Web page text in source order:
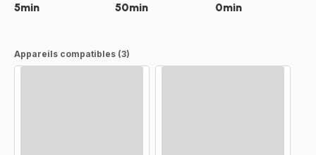
5min 50min 0min
Appareils compatibles (3)